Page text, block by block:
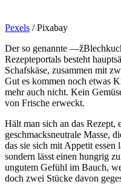
Pexels / Pixabay
Der so genannte
Rezepteportals besteht
Schafskäse, zusammen mit
Gut es kommen noch etwas
mehr auch nicht. Kein
von Frische erweckt.
Hält man sich an das Rezept,
geschmacksneutrale Masse,
das sie sich mit Appetit essen
sondern lässt einen hungrig
ungutem Gefühl im Bauch,
doch zwei Stücke davon